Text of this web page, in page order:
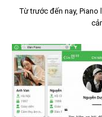
Từ trước đến nay,